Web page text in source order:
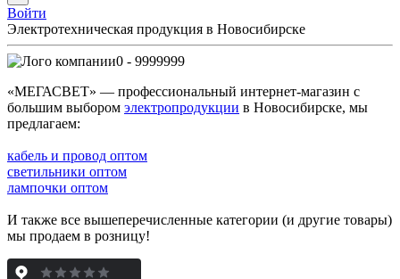
Войти
Электротехническая продукция в Новосибирске
0 - 9999999
«МЕГАСВЕТ» — профессиональный интернет-магазин с
большим выбором электропродукции в Новосибирске, мы
предлагаем:
кабель и провод оптом
светильники оптом
лампочки оптом
И также все вышеперечисленные категории (и другие товары)
мы продаем в розницу!